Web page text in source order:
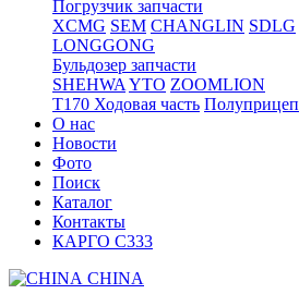
Погрузчик запчасти
XCMG SEM CHANGLIN SDLG
LONGGONG
Бульдозер запчасти
SHEHWA YTO ZOOMLION
T170 Ходовая часть Полуприцеп
О нас
Новости
Фото
Поиск
Каталог
Контакты
КАРГО С333
CHINA